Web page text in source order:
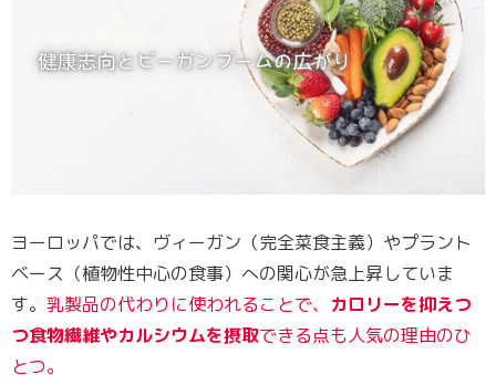
ヨーロッパでは、ヴィーガン（完全菜食主義）やプラント
ベース（植物性中心の食事）への関心が急上昇していま
す。 乳製品の代わりに使われることで、 カロリーを抑えつ
つ食物繊維やカルシウムを摂取できる点も人気の理由のひ
とつ。